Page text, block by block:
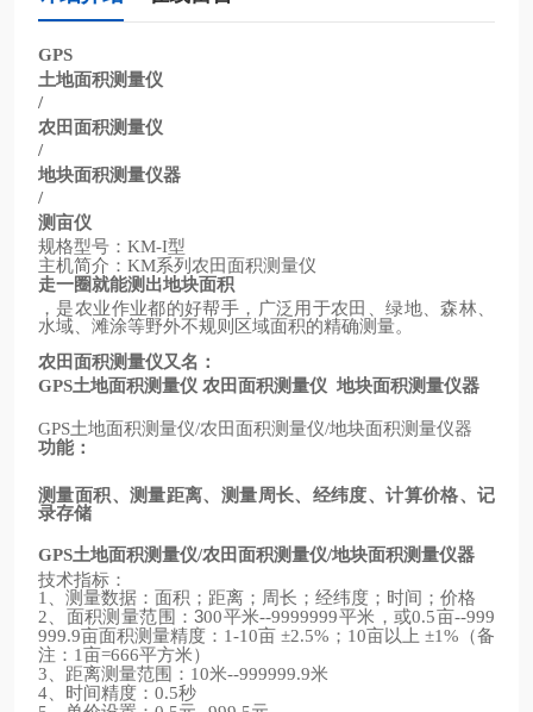
GPS
土地面积测量仪
/
农田面积测量仪
/
地块面积测量仪器
/
测亩仪
规格型号： KM-I型
主机简介： KM系列农田面积测量仪
走一圈就能测出地块面积
，是农业作业都的好帮手，广泛用于农田、绿地、森林、
水域、滩涂等野外不规则区域面积的精确测量。
农田面积测量仪又名：
GPS土地面积测量仪 农田面积测量仪 地块面积测量仪器
GPS土地面积测量仪/农田面积测量仪/地块面积测量仪器
功能：
测量面积、测量距离、测量周长、经纬度、计算价格、记
录存储
GPS土地面积测量仪/农田面积测量仪/地块面积测量仪器
技术指标：
1 、测量数据：面积；距离；周长；经纬度；时间；价格
2 、面积测量范围：300平米--9999999平米，或0.5亩--999
999.9亩面积测量精度： 1-10亩 ±2.5% ； 10亩以上 ±1% （备
注： 1亩=666平方米）
3 、距离测量范围： 10米--999999.9米
4 、时间精度： 0.5秒